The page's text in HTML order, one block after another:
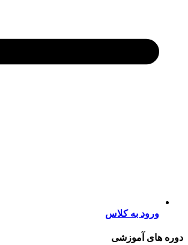
ورود به کلاس
دوره های آموزشی